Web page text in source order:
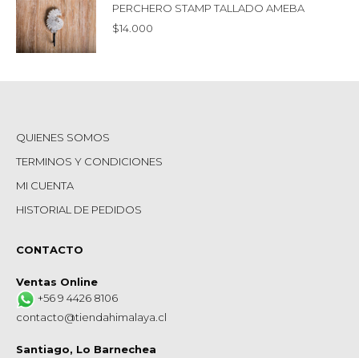
PERCHERO STAMP TALLADO AMEBA
$14.000
QUIENES SOMOS
TERMINOS Y CONDICIONES
MI CUENTA
HISTORIAL DE PEDIDOS
CONTACTO
Ventas Online
+56 9 4426 8106
contacto@tiendahimalaya.cl
Santiago, Lo Barnechea